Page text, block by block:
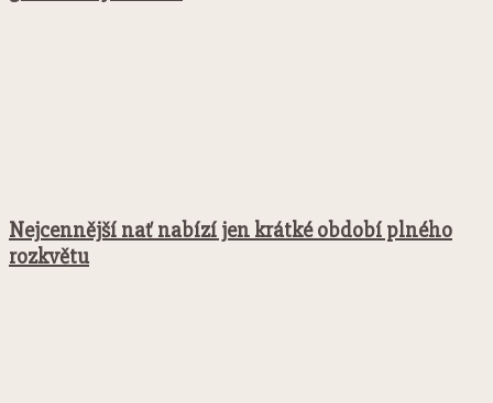
Nejcennější nať nabízí jen krátké období plného
rozkvětu